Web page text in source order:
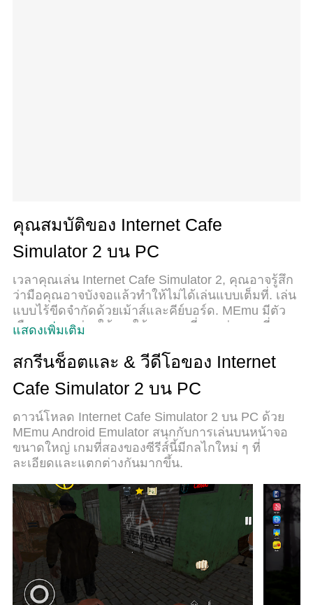
คุณสมบัติของ Internet Cafe
Simulator 2 บน PC
เวลาคุณเล่น Internet Cafe Simulator 2, คุณอาจรู้สึก
ว่ามือคุณอาจบังจอแล้วทำให้ไม่ได้เล่นแบบเต็มที่. เล่น
แบบไร้ขีดจำกัดด้วยเม้าส์และคีย์บอร์ด. MEmu มีตัว
เลือกหลายอย่างให้คุณใช้งานเกมที่คุณเล่นแบบที่คุณ
Simulator 2 บน PC. เล่นนานแค่ไหนก็ได้, ไม่ต้อง
ชาร์จแบตเตอรี่, หรือเจอคนโทรเข้ามาระหว่างเล่น.
MEmu 9 เป็นตัวเลือกสำหรับการเล่น Internet Cafe
ปรับให้เล่นเกมบางเกมได้เหมือนเล่น Internet Cafe
Simulator 2 เป็นเกม PC เช่นเล็งด้วยเม้าส์หรือใช้
คีย์บอร์ด. ระบบของเรายังทำให้คุณสามารถเปิดเล่นได้
มากกว่า 2 เกมพร้อมๆกันในคอมของคุณ. และที่สำคัญ
ระบบของ PC ทำให้เกมลื่นเหมือนกับใช้โทรศัพท์รุ่น
ล่าสุด. เราไม่ได้ดูแลเรื่องการเล่นเกม, แต่เราดูแลถึง
ความสนุกสนานที่คุณได้จากการเล่นด้วย.
แสดงเพิ่มเติม
สกรีนช็อตและ & วีดีโอของ Internet
Cafe Simulator 2 บน PC
ดาวน์โหลด Internet Cafe Simulator 2 บน PC ด้วย
MEmu Android Emulator สนุกกับการเล่นบนหน้าจอ
ขนาดใหญ่ เกมที่สองของซีรีส์นี้มีกลไกใหม่ ๆ ที่
ละเอียดและแตกต่างกันมากขึ้น.